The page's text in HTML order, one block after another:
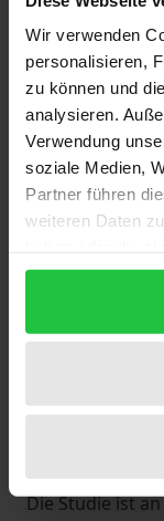
Wir verwenden
personalisieren,
zu können und
analysieren.
Verwendung
soziale Medien,
Partner führen
weiteren Daten
gesammelt
Fremdes Recht
fremder
Reihe
Faktoren aus
auf nahezu
Die
-änderung,
erfolgen kann
Die Studie ist